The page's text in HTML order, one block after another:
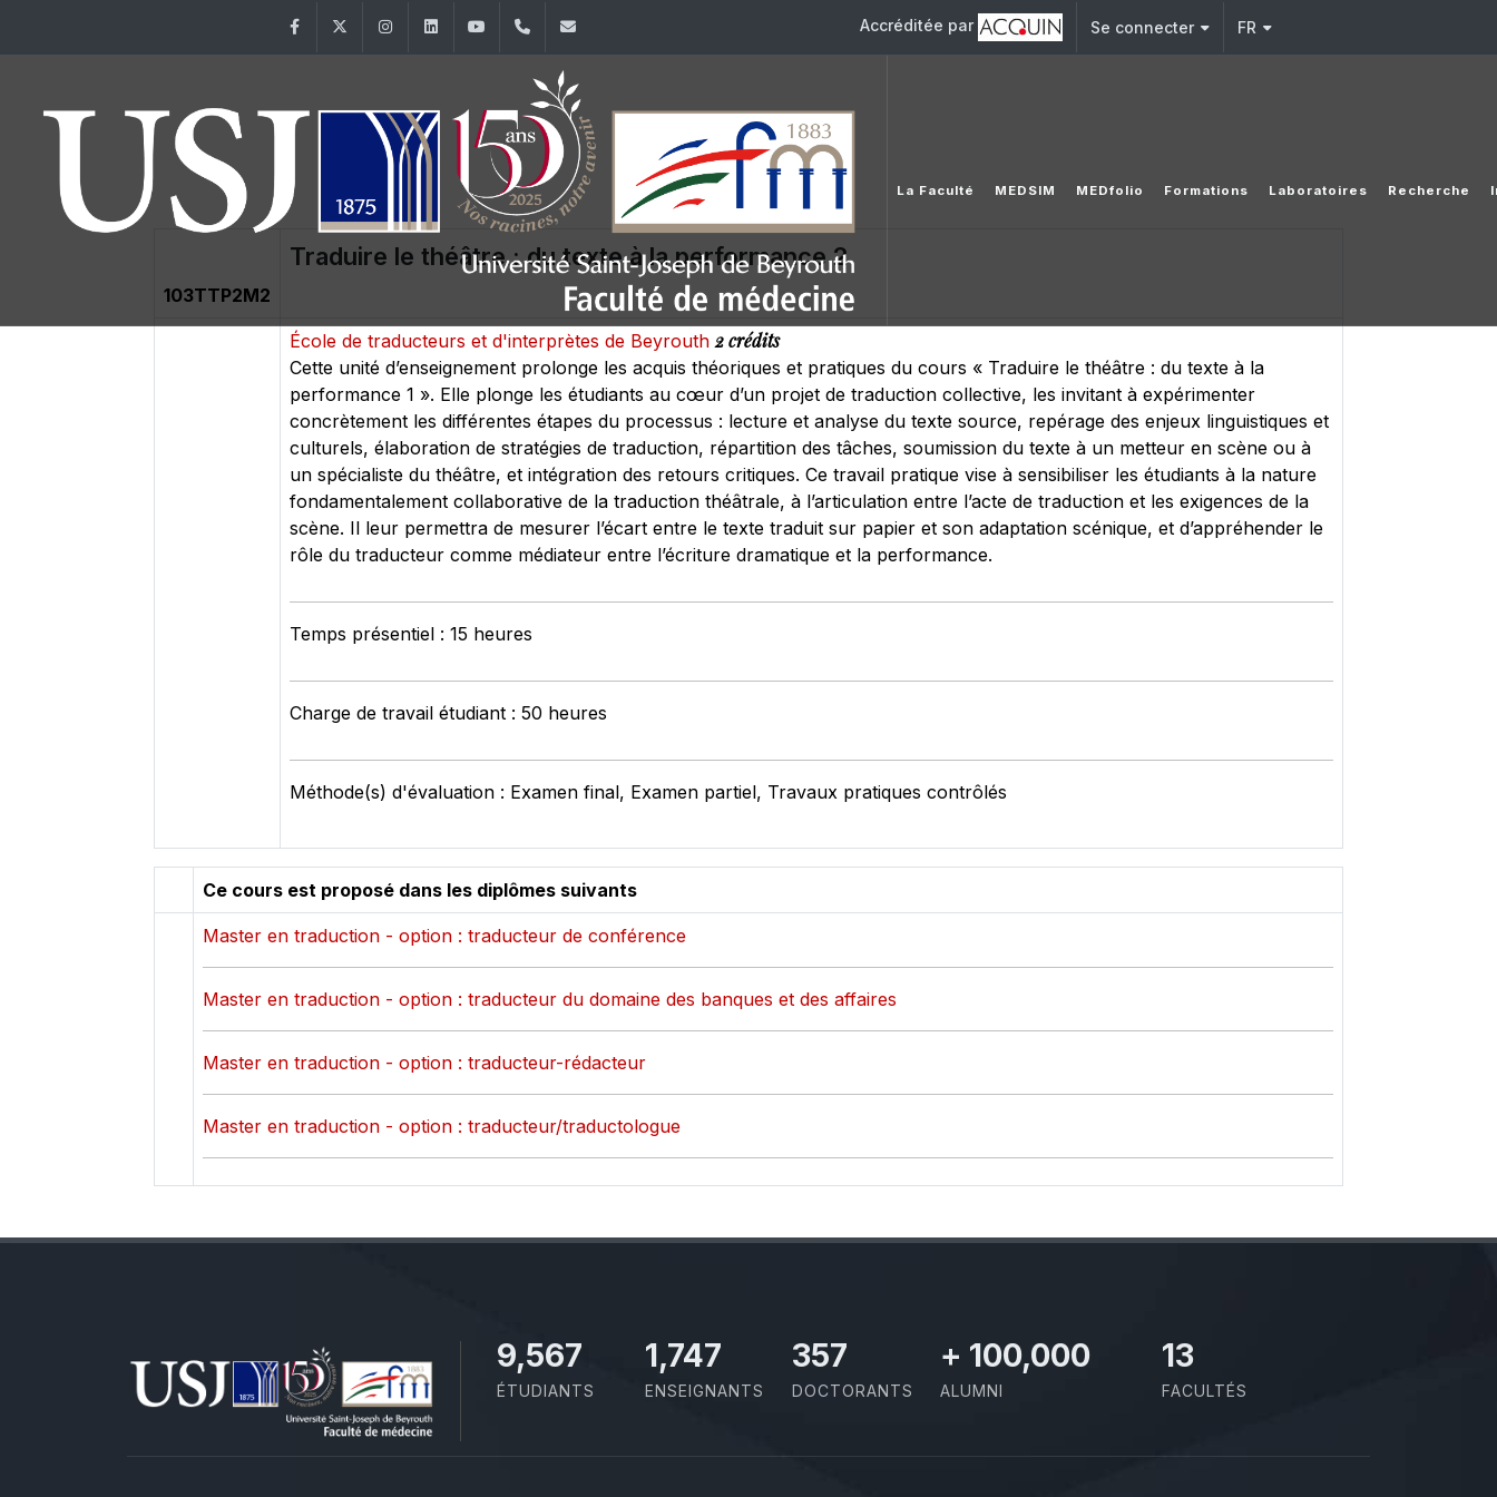
FacebookTwitter InstagramLinkedInYouTube+961 (1) 421 235 Accréditée par Se connecter FR
La Faculté MEDSIM MEDfolio Formations Laboratoires Recherche
103TTP2M2
Traduire le théâtre : du texte à la performance 2
École de traducteurs et d'interprètes de Beyrouth2 crédits
Cette unité d’enseignement prolonge les acquis théoriques et pratiques du cours « Traduire le théâtre : du texte à la
performance 1 ». Elle plonge les étudiants au cœur d’un projet de traduction collective, les invitant à expérimenter
concrètement les différentes étapes du processus : lecture et analyse du texte source, repérage des enjeux linguistiques et
culturels, élaboration de stratégies de traduction, répartition des tâches, soumission du texte à un metteur en scène ou à
un spécialiste du théâtre, et intégration des retours critiques. Ce travail pratique vise à sensibiliser les étudiants à la nature
fondamentalement collaborative de la traduction théâtrale, à l’articulation entre l’acte de traduction et les exigences de la
scène. Il leur permettra de mesurer l’écart entre le texte traduit sur papier et son adaptation scénique, et d’appréhender le
rôle du traducteur comme médiateur entre l’écriture dramatique et la performance.
Temps présentiel : 15 heures
Charge de travail étudiant : 50 heures
Méthode(s) d'évaluation : Examen final, Examen partiel, Travaux pratiques contrôlés
Ce cours est proposé dans les diplômes suivants
Master en traduction - option : traducteur de conférence
Master en traduction - option : traducteur du domaine des banques et des affaires
Master en traduction - option : traducteur-rédacteur
Master en traduction - option : traducteur/traductologue
10,801
ÉTUDIANTS
1,973
ENSEIGNANTS
403
DOCTORANTS
+ 100,000
ALUMNI
13
FACULTÉS